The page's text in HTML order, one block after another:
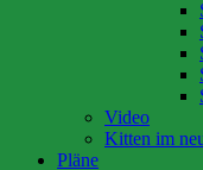
Video
Kitten im
Pläne